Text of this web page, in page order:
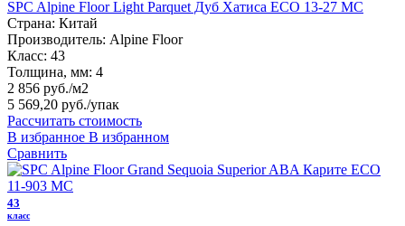
SPC Alpine Floor Light Parquet Дуб Хатиса ЕСО 13-27 MC
Страна: Китай
Производитель: Alpine Floor
Класс: 43
Толщина, мм: 4
2 856 руб./м2
5 569,20 руб./упак
Рассчитать стоимость
В избранное В избранном
Сравнить
43
класс